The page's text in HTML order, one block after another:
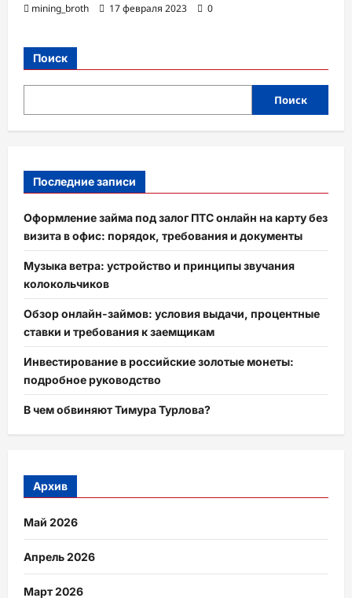
mining_broth 17 февраля 2023 0
Поиск
Поиск
Последние записи
Оформление займа под залог ПТС онлайн на карту без
визита в офис: порядок, требования и документы
Музыка ветра: устройство и принципы звучания
колокольчиков
Обзор онлайн-займов: условия выдачи, процентные
ставки и требования к заемщикам
Инвестирование в российские золотые монеты:
подробное руководство
В чем обвиняют Тимура Турлова?
Архив
Май 2026
Апрель 2026
Март 2026